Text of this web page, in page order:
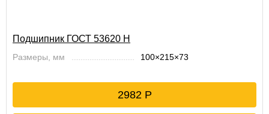
Подшипник ГОСТ 53620 Н
Размеры, мм 100×215×73
2982